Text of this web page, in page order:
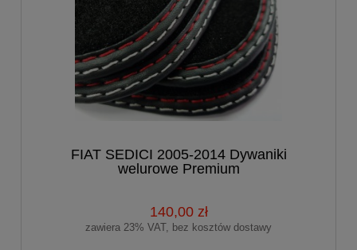
FIAT SEDICI 2005-2014 Dywaniki
welurowe Premium
140,00 zł
zawiera 23% VAT, bez kosztów dostawy